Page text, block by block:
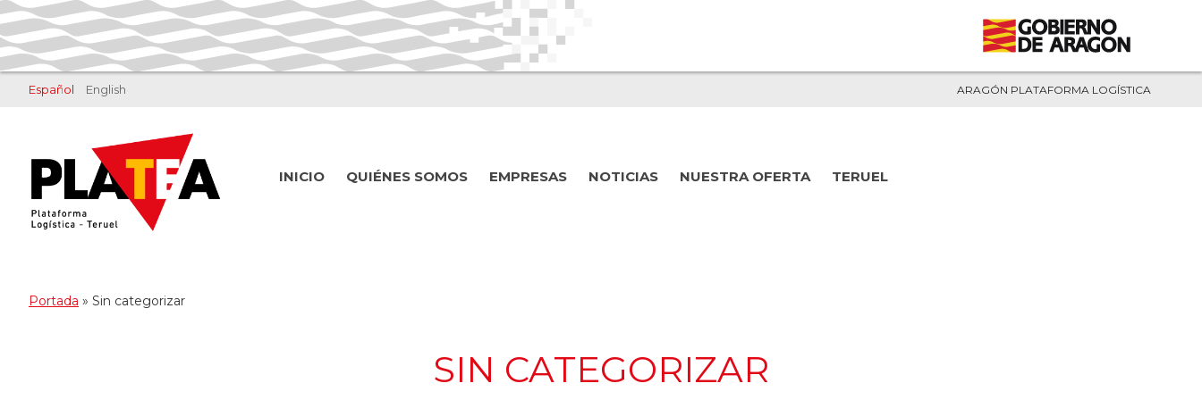
Saltar
al
contenido
principal
Saltar
al
pie
de
página
ARAGÓN PLATAFORMA LOGÍSTICA
Español English
INICIO QUIÉNES SOMOS EMPRESAS NOTICIAS NUESTRA OFERTA TERUEL
Portada » Sin categorizar
SIN CATEGORIZAR